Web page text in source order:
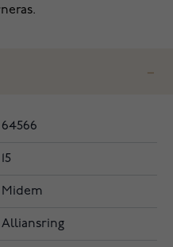
64566
15
Midem
Alliansring